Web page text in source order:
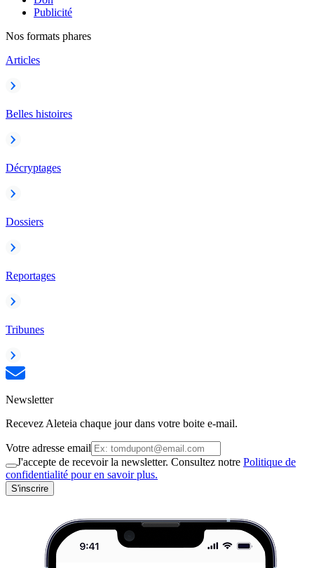
Publicité
Nos formats phares
Articles
Belles histoires
Décryptages
Dossiers
Reportages
Tribunes
Newsletter
Recevez Aleteia chaque jour dans votre boite e-mail.
Votre adresse email
J'accepte de recevoir la newsletter. Consultez notre Politique de
confidentialité pour en savoir plus.
S'inscrire